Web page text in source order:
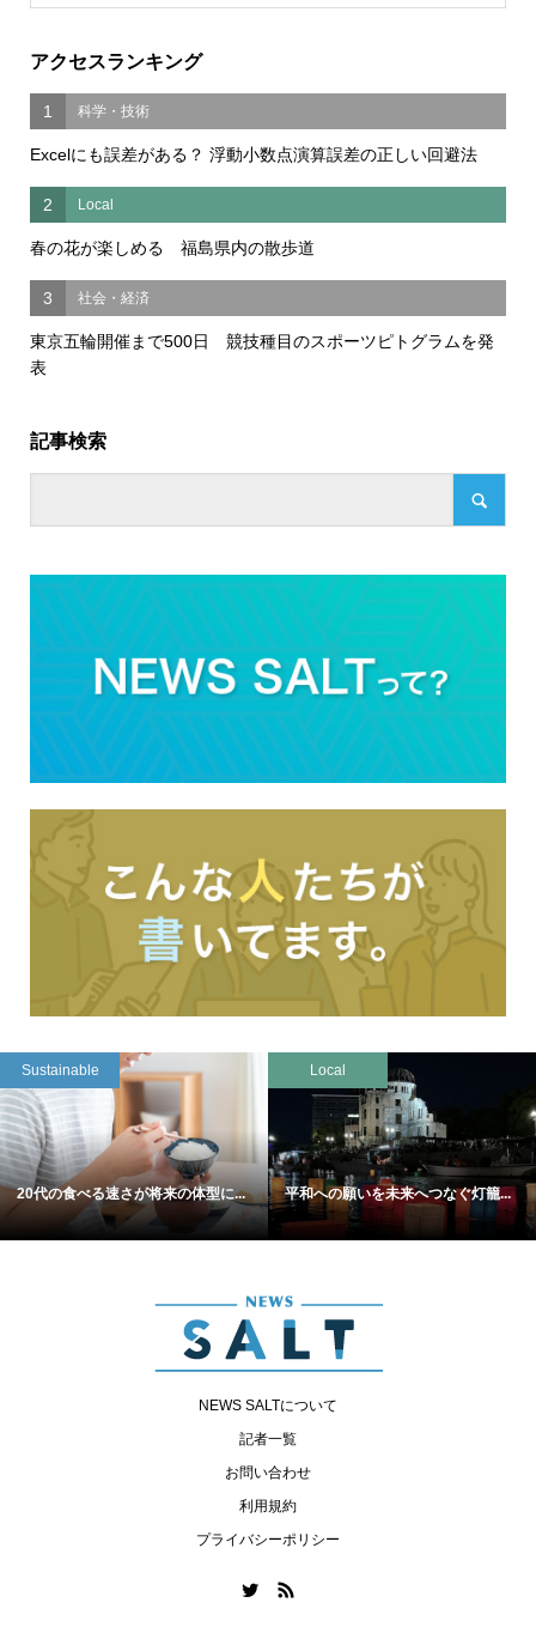
アクセスランキング
1 科学・技術
Excelにも誤差がある？ 浮動小数点演算誤差の正しい回避法
2 Local
春の花が楽しめる 福島県内の散歩道
3 社会・経済
東京五輪開催まで500日 競技種目のスポーツピトグラムを発
表
記事検索
Sustainable
20代の食べる速さが将来の体型に...
Local
平和への願いを未来へつなぐ灯籠...
NEWS SALTについて
記者一覧
お問い合わせ
利用規約
プライバシーポリシー